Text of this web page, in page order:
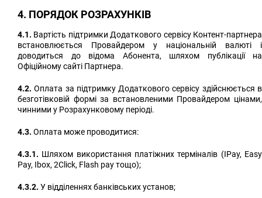
4. ПОРЯДОК РОЗРАХУНКІВ
4.1. Вартість підтримки Додаткового сервісу Контент-партнера
встановлюється Провайдером у національній валюті і
доводиться до відома Абонента, шляхом публікації на
Офіційному сайті Партнера.
4.2. Оплата за підтримку Додаткового сервісу здійснюється в
безготівковій формі за встановленими Провайдером цінами,
чинними у Розрахунковому періоді.
4.3. Оплата може проводитися:
4.3.1. Шляхом використання платіжних терміналів (IPay, Easy
Pay, Ibox, 2Click, Flash pay тощо);
4.3.2. У відділеннях банківських установ;